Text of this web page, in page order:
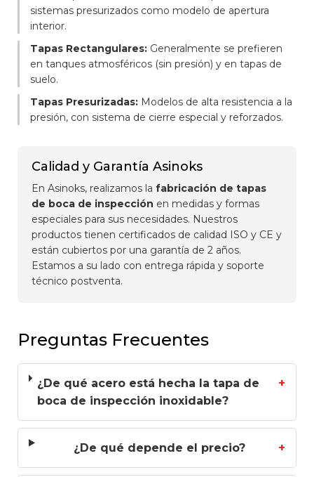
sistemas presurizados como modelo de apertura
interior.
Tapas Rectangulares: Generalmente se prefieren
en tanques atmosféricos (sin presión) y en tapas de
suelo.
Tapas Presurizadas: Modelos de alta resistencia a la
presión, con sistema de cierre especial y reforzados.
Calidad y Garantía Asinoks
En Asinoks, realizamos la fabricación de tapas
de boca de inspección en medidas y formas
especiales para sus necesidades. Nuestros
productos tienen certificados de calidad ISO y CE y
están cubiertos por una garantía de 2 años.
Estamos a su lado con entrega rápida y soporte
técnico postventa.
Preguntas Frecuentes
¿De qué acero está hecha la tapa de
boca de inspección inoxidable?
+
¿De qué depende el precio? +